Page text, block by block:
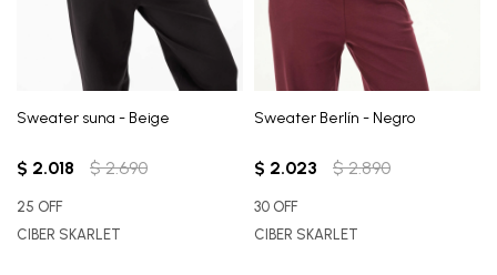
Sweater suna - Beige
$ 2.018 $ 2.690
25 OFF
CIBER SKARLET
Sweater Berlín - Negro
$ 2.023 $ 2.890
30 OFF
CIBER SKARLET